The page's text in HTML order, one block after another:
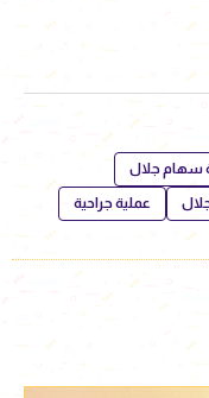
سهام جلال
عملية جراحية